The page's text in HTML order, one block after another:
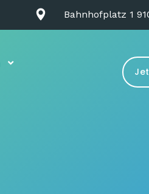
Bahnhofplatz 1